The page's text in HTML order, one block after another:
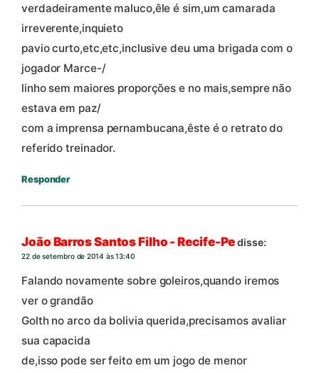
verdadeiramente maluco,êle é sim,um camarada
irreverente,inquieto
pavio curto,etc,etc,inclusive deu uma brigada com o
jogador Marce-/
linho sem maiores proporções e no mais,sempre não
estava em paz/
com a imprensa pernambucana,êste é o retrato do
referido treinador.
Responder
João Barros Santos Filho - Recife-Pedisse:
22 de setembro de 2014 às 13:40
Falando novamente sobre goleiros,quando iremos
ver o grandão
Golth no arco da bolivia querida,precisamos avaliar
sua capacida
de,isso pode ser feito em um jogo de menor